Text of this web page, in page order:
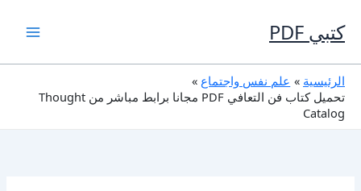
إلى
المحتوى
كتبي PDF
الرئيسية
علم نفس واجتماع
تحميل كتاب فن التعافي PDF مجانا برابط مباشر من Thought
Catalog